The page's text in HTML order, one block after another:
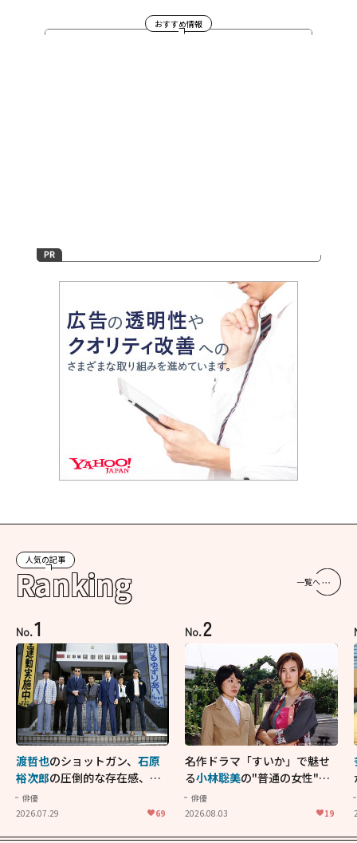
おすすめ情報
人気の記事
Ranking 一覧へ
No.1
渡哲也のショットガン、 石原
裕次郎の圧倒的な存在感、 舘
ひろし
ン！"大門軍団"のカッコよさ
俳優
2026.07.29
69
No.2
名作ドラマ「すいか」で魅せ
る小林聡美の"普通の女性"が
大人に刺さる...映画「かもめ
食堂」にも通じる静かな芝居
俳優
2026.08.03
19